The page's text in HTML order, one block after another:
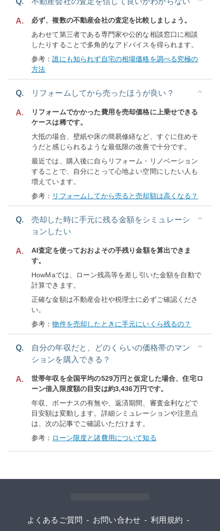
A.
必ず、複数の不動産会社の査定を比較しましょう。
あわせて第三者である専門家や公的な相談窓口に相談
したりすることで多角的なアドバイスを得られます。
参考：誰にも知られず自宅の相場価格を調べる究極の
方法
Q. リフォームしてから売ったほうが良い？
A.
リフォームでかかった費用を売却価格に上乗せできる
ケースは稀です。
大抵の場合、壁紙や床の簡易修繕など、すぐに住めそ
うだと感じられるような最低限の改善で十分です。
最近では、購入後に自らリフォーム・リノベーション
することで、自分にとって心地よい空間にしたい人も
増えています。
参考： リフォームしてから売ると売却額は高くなる？
Q.
売却した時に手元に残る金額をシミュレーシ
ョンしたい
A.
AI査定を使っておおよその手残り金額を算出できま
す。
HowMaでは、ローン残高等を差し引いた金額を自動で
計算できます。
正確な金額は不動産会社や税理士に必ずご確認くださ
い。
参考：物件を売却したときに手元にいくら残るの？
Q.
自分の年収だと、どのくらいの価格帯のマン
ションを購入できる？
A.
世帯年収を全国平均の529万円と仮定した場合、住宅ロ
ーン借入限度額の目安は約3,436万円です。
年収、ボーナスの有無や、返済期間、審査金利などで
目安額は変動します。詳細シミュレーションや注意点
は、次の記事でご確認いただけます。
参考： ローン限度と諸費用について知る
よくあるご質問 - お問い合わせ - 利用規約 -